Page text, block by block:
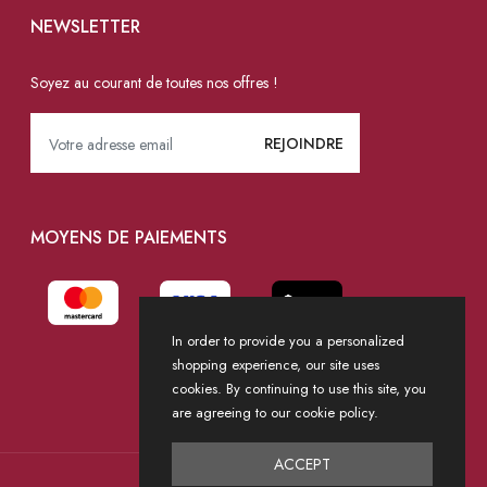
NEWSLETTER
Soyez au courant de toutes nos offres !
MOYENS DE PAIEMENTS
In order to provide you a personalized
shopping experience, our site uses
cookies. By continuing to use this site, you
are agreeing to our cookie policy.
ACCEPT